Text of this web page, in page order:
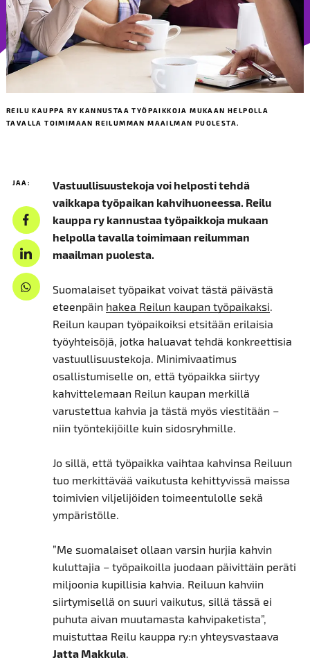
REILU KAUPPA RY KANNUSTAA TYÖPAIKKOJA MUKAAN HELPOLLA
TAVALLA TOIMIMAAN REILUMMAN MAAILMAN PUOLESTA.
JAA:
Vastuullisuustekoja voi helposti tehdä
vaikkapa työpaikan kahvihuoneessa. Reilu
kauppa ry kannustaa työpaikkoja mukaan
helpolla tavalla toimimaan reilumman
maailman puolesta.
Suomalaiset työpaikat voivat tästä päivästä
eteenpäin hakea Reilun kaupan työpaikaksi.
Reilun kaupan työpaikoiksi etsitään erilaisia
työyhteisöjä, jotka haluavat tehdä konkreettisia
vastuullisuustekoja. Minimivaatimus
osallistumiselle on, että työpaikka siirtyy
kahvittelemaan Reilun kaupan merkillä
varustettua kahvia ja tästä myös viestitään –
niin työntekijöille kuin sidosryhmille.
Jo sillä, että työpaikka vaihtaa kahvinsa Reiluun
tuo merkittävää vaikutusta kehittyvissä maissa
toimivien viljelijöiden toimeentulolle sekä
ympäristölle.
”Me suomalaiset ollaan varsin hurjia kahvin
kuluttajia – työpaikoilla juodaan päivittäin peräti
miljoonia kupillisia kahvia. Reiluun kahviin
siirtymisellä on suuri vaikutus, sillä tässä ei
puhuta aivan muutamasta kahvipaketista”,
muistuttaa Reilu kauppa ry:n yhteysvastaava
Jatta Makkula.